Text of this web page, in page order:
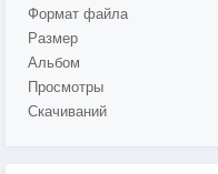
Формат файла
Размер
Альбом
Просмотры
Скачиваний